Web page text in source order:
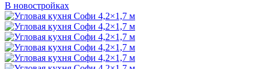
В новостройках